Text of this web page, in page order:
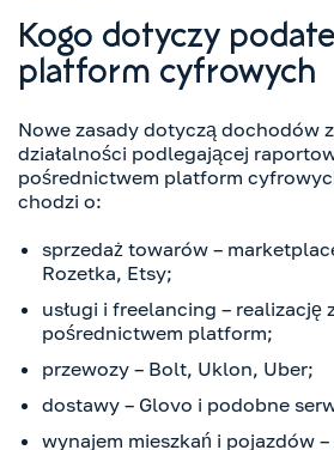
Kogo dotyczy
platform cyfrowych
Nowe zasady dotyczą dochodów
działalności podlegającej
pośrednictwem platform
chodzi o:
sprzedaż towarów –
Rozetka, Etsy;
usługi i freelancing – realizację
pośrednictwem platform;
przewozy – Bolt, Uklon, Uber;
dostawy – Glovo i podobne
wynajem mieszkań i pojazdów